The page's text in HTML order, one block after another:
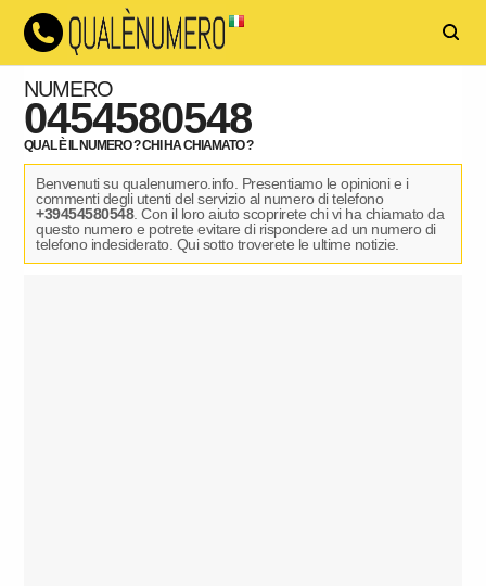
NUMERO
0454580548
QUAL È IL NUMERO ? CHI HA CHIAMATO ?
Benvenuti su qualenumero.info. Presentiamo le opinioni e i
commenti degli utenti del servizio al numero di telefono
+39454580548. Con il loro aiuto scoprirete chi vi ha chiamato da
questo numero e potrete evitare di rispondere ad un numero di
telefono indesiderato. Qui sotto troverete le ultime notizie.